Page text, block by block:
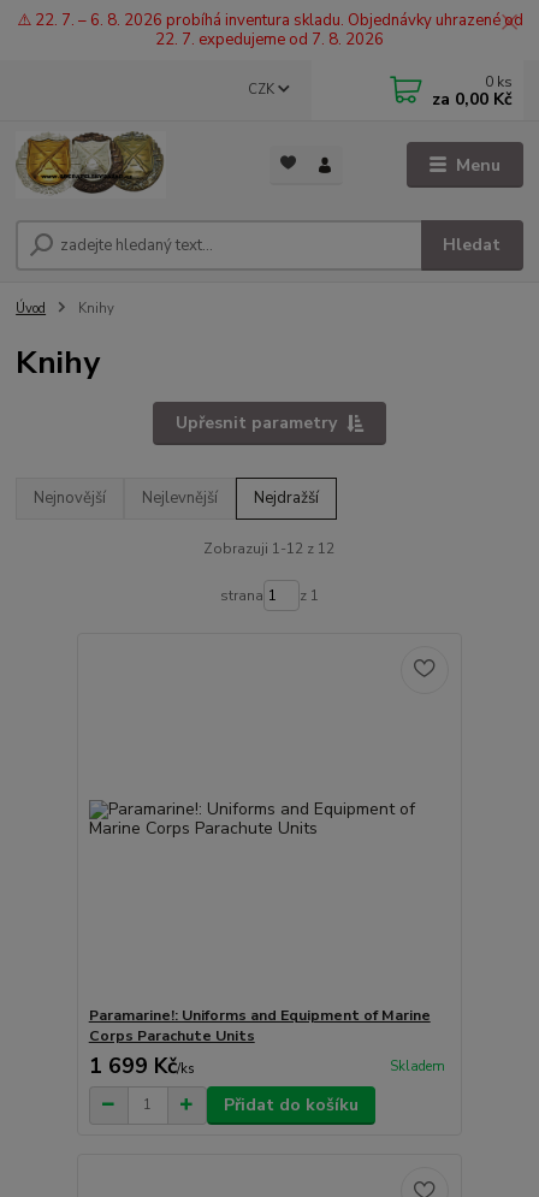
⚠️ 22. 7. – 6. 8. 2026 probíhá inventura skladu. Objednávky uhrazené od
22. 7. expedujeme od 7. 8. 2026
Menu
CZK
Hledat
0 ks
za 0,00 Kč
Úvod Knihy
Knihy
Upřesnit parametry
Nejnovější Nejlevnější Nejdražší
Zobrazuji 1-12 z 12
strana z 1
Paramarine!: Uniforms and Equipment of Marine
Corps Parachute Units
1 699 Kč/ks Skladem
Přidat do košíku